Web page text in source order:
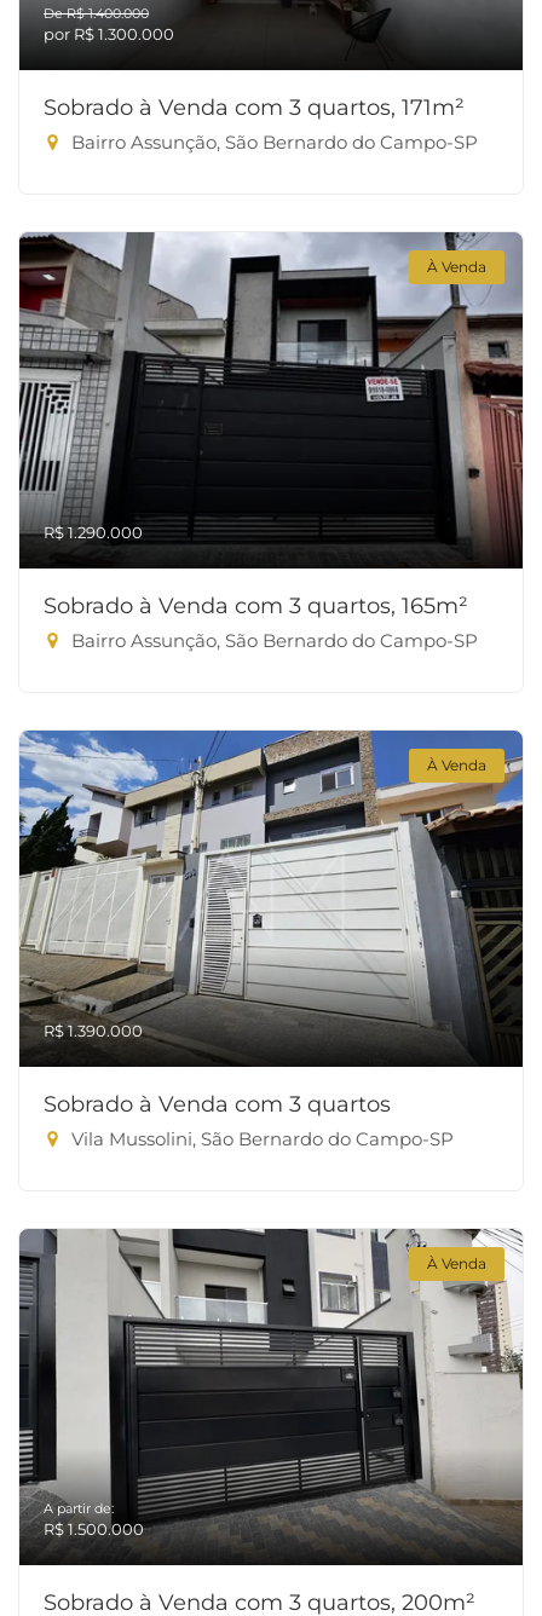
De R$ 1.400.000
por R$ 1.300.000
Sobrado à Venda com 3 quartos, 171m²
Bairro Assunção, São Bernardo do Campo-SP
À Venda
R$ 1.290.000
Sobrado à Venda com 3 quartos, 165m²
Bairro Assunção, São Bernardo do Campo-SP
À Venda
R$ 1.390.000
Sobrado à Venda com 3 quartos
Vila Mussolini, São Bernardo do Campo-SP
À Venda
A partir de:
R$ 1.500.000
Sobrado à Venda com 3 quartos, 200m²